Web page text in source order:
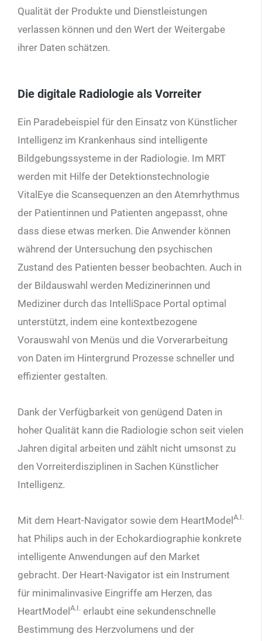
Qualität der Produkte und Dienstleistungen
verlassen können und den Wert der Weitergabe
ihrer Daten schätzen.
Die digitale Radiologie als Vorreiter
Ein Paradebeispiel für den Einsatz von Künstlicher
Intelligenz im Krankenhaus sind intelligente
Bildgebungssysteme in der Radiologie. Im MRT
werden mit Hilfe der Detektionstechnologie
VitalEye die Scansequenzen an den Atemrhythmus
der Patientinnen und Patienten angepasst, ohne
dass diese etwas merken. Die Anwender können
während der Untersuchung den psychischen
Zustand des Patienten besser beobachten. Auch in
der Bildauswahl werden Medizinerinnen und
Mediziner durch das IntelliSpace Portal optimal
unterstützt, indem eine kontextbezogene
Vorauswahl von Menüs und die Vorverarbeitung
von Daten im Hintergrund Prozesse schneller und
effizienter gestalten.
Dank der Verfügbarkeit von genügend Daten in
hoher Qualität kann die Radiologie schon seit vielen
Jahren digital arbeiten und zählt nicht umsonst zu
den Vorreiterdisziplinen in Sachen Künstlicher
Intelligenz.
Mit dem Heart-Navigator sowie dem HeartModelA.I.
hat Philips auch in der Echokardiographie konkrete
intelligente Anwendungen auf den Market
gebracht. Der Heart-Navigator ist ein Instrument
für minimalinvasive Eingriffe am Herzen, das
HeartModelA.I. erlaubt eine sekundenschnelle
Bestimmung des Herzvolumens und der